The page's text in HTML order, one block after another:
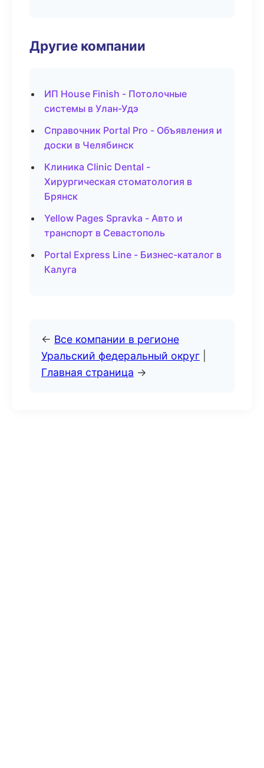
Другие компании
ИП House Finish - Потолочные
системы в Улан-Удэ
Справочник Portal Pro - Объявления и
доски в Челябинск
Клиника Clinic Dental -
Хирургическая стоматология в
Брянск
Yellow Pages Spravka - Авто и
транспорт в Севастополь
Portal Express Line - Бизнес-каталог в
Калуга
← Все компании в регионе
Уральский федеральный округ
Главная страница →